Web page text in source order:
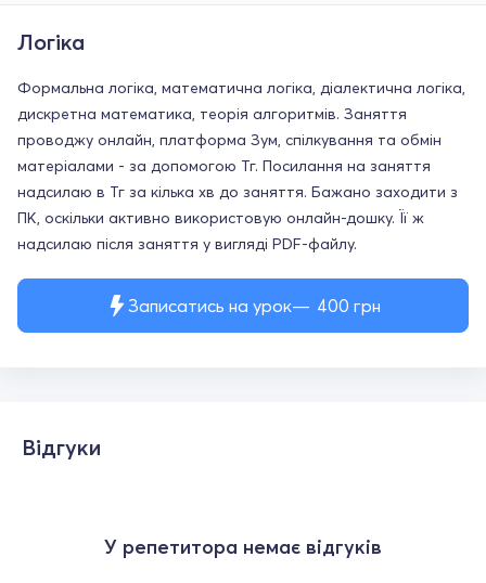
Записатись на урок 400 грн
Логіка
Формальна логіка, математична логіка, діалектична логіка,
дискретна математика, теорія алгоритмів. Заняття
проводжу онлайн, платформа Зум, спілкування та обмін
матеріалами - за допомогою Тг. Посилання на заняття
надсилаю в Тг за кілька хв до заняття. Бажано заходити з
ПК, оскільки активно використовую онлайн-дошку. Її ж
надсилаю після заняття у вигляді PDF-файлу.
Відгуки
У репетитора немає відгуків